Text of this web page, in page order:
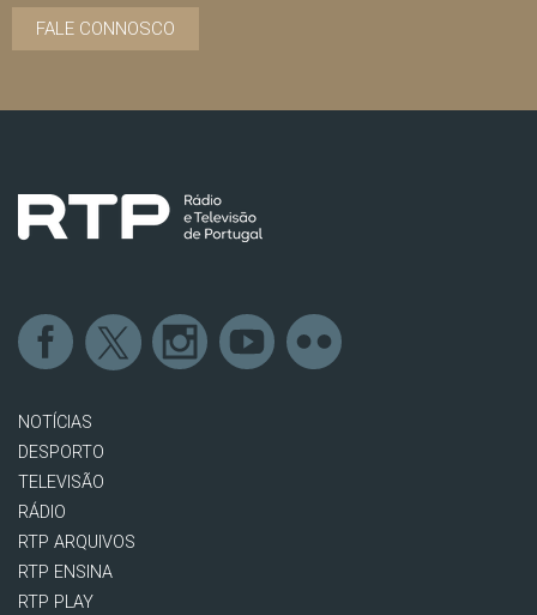
FALE CONNOSCO
NOTÍCIAS
DESPORTO
TELEVISÃO
RÁDIO
RTP ARQUIVOS
RTP ENSINA
RTP PLAY